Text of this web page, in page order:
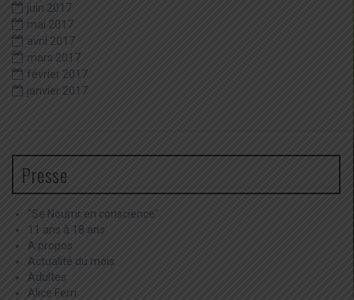
juin 2017
mai 2017
avril 2017
mars 2017
février 2017
janvier 2017
Presse
"Se Nourrir en conscience"
11 ans à 18 ans
A propos
Actualité du mois
Adultes
Alice Ferri